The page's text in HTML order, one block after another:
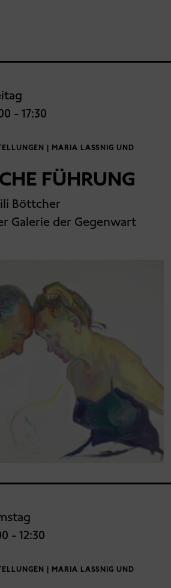
- 17:30
| MARIA LASSNIG UND
FÜHRUNG
Böttcher
Galerie der Gegenwart
- 12:30
| MARIA LASSNIG UND